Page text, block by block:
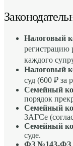
Налоговый
регистрацию
каждого
Налоговый
суд (600 ₽ за
Семейный
порядок
Семейный
ЗАГСе
Семейный
суде.
ФЗ №143-ФЗ